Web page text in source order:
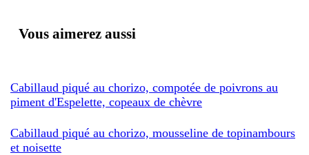
Vous aimerez aussi
Cabillaud piqué au chorizo, compotée de poivrons au
piment d'Espelette, copeaux de chèvre
Cabillaud piqué au chorizo, mousseline de topinambours
et noisette